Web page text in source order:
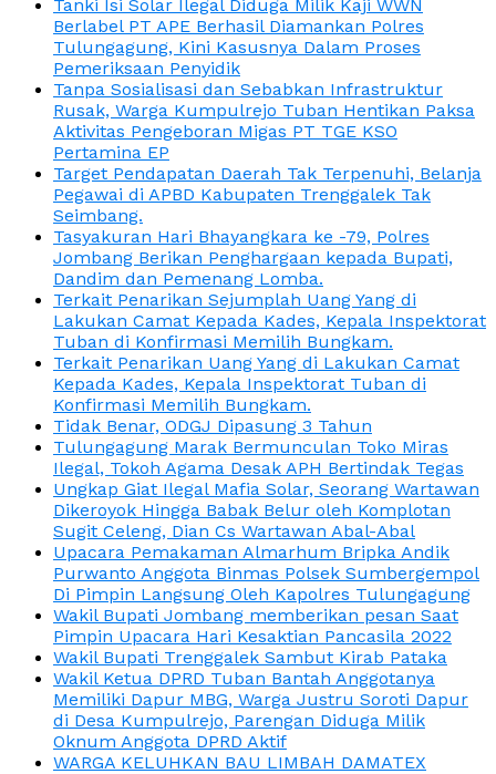
Tanki Isi Solar Ilegal Diduga Milik Kaji WWN
Berlabel PT APE Berhasil Diamankan Polres
Tulungagung, Kini Kasusnya Dalam Proses
Pemeriksaan Penyidik
Tanpa Sosialisasi dan Sebabkan Infrastruktur
Rusak, Warga Kumpulrejo Tuban Hentikan Paksa
Aktivitas Pengeboran Migas PT TGE KSO
Pertamina EP
Target Pendapatan Daerah Tak Terpenuhi, Belanja
Pegawai di APBD Kabupaten Trenggalek Tak
Seimbang.
Tasyakuran Hari Bhayangkara ke -79, Polres
Jombang Berikan Penghargaan kepada Bupati,
Dandim dan Pemenang Lomba.
Terkait Penarikan Sejumplah Uang Yang di
Lakukan Camat Kepada Kades, Kepala Inspektorat
Tuban di Konfirmasi Memilih Bungkam.
Terkait Penarikan Uang Yang di Lakukan Camat
Kepada Kades, Kepala Inspektorat Tuban di
Konfirmasi Memilih Bungkam.
Tidak Benar, ODGJ Dipasung 3 Tahun
Tulungagung Marak Bermunculan Toko Miras
Ilegal, Tokoh Agama Desak APH Bertindak Tegas
Ungkap Giat Ilegal Mafia Solar, Seorang Wartawan
Dikeroyok Hingga Babak Belur oleh Komplotan
Sugit Celeng, Dian Cs Wartawan Abal-Abal
Upacara Pemakaman Almarhum Bripka Andik
Purwanto Anggota Binmas Polsek Sumbergempol
Di Pimpin Langsung Oleh Kapolres Tulungagung
Wakil Bupati Jombang memberikan pesan Saat
Pimpin Upacara Hari Kesaktian Pancasila 2022
Wakil Bupati Trenggalek Sambut Kirab Pataka
Wakil Ketua DPRD Tuban Bantah Anggotanya
Memiliki Dapur MBG, Warga Justru Soroti Dapur
di Desa Kumpulrejo, Parengan Diduga Milik
Oknum Anggota DPRD Aktif
WARGA KELUHKAN BAU LIMBAH DAMATEX